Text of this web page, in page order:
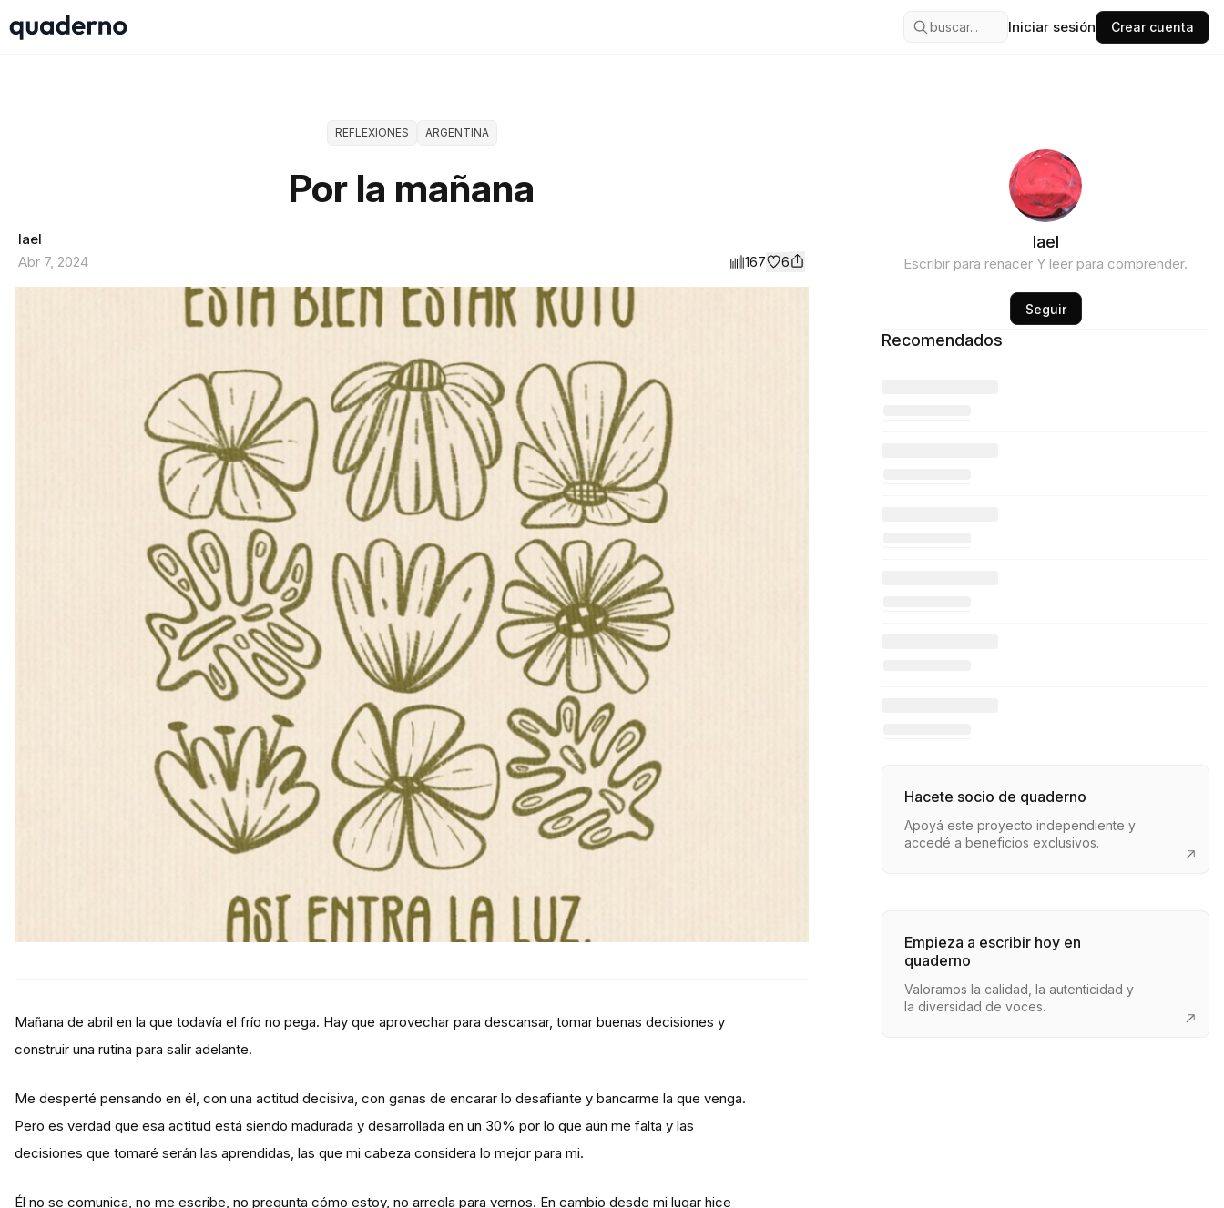
buscar... Iniciar sesión Crear cuenta
REFLEXIONES ARGENTINA
Por la mañana
Iael
Abr 7, 2024
167 6
Mañana de abril en la que todavía el frío no pega. Hay que aprovechar para descansar, tomar buenas decisiones y
construir una rutina para salir adelante.
Me desperté pensando en él, con una actitud decisiva, con ganas de encarar lo desafiante y bancarme la que venga.
Pero es verdad que esa actitud está siendo madurada y desarrollada en un 30% por lo que aún me falta y las
decisiones que tomaré serán las aprendidas, las que mi cabeza considera lo mejor para mi.
Él no se comunica, no me escribe, no pregunta cómo estoy, no arregla para vernos. En cambio desde mi lugar hice
Iael
Escribir para renacer Y leer para comprender.
Seguir
Recomendados
Hacete socio de quaderno
Apoyá este proyecto independiente y
accedé a beneficios exclusivos.
Empieza a escribir hoy en
quaderno
Valoramos la calidad, la autenticidad y
la diversidad de voces.